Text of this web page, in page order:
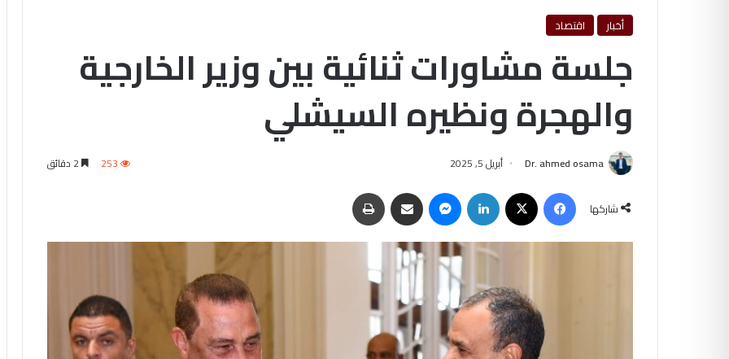
أخبار اقتصاد
جلسة مشاورات ثنائية بين وزير الخارجية
والهجرة ونظيره السيشلي
Dr. ahmed osama أبريل 5, 2025 253
شاركها